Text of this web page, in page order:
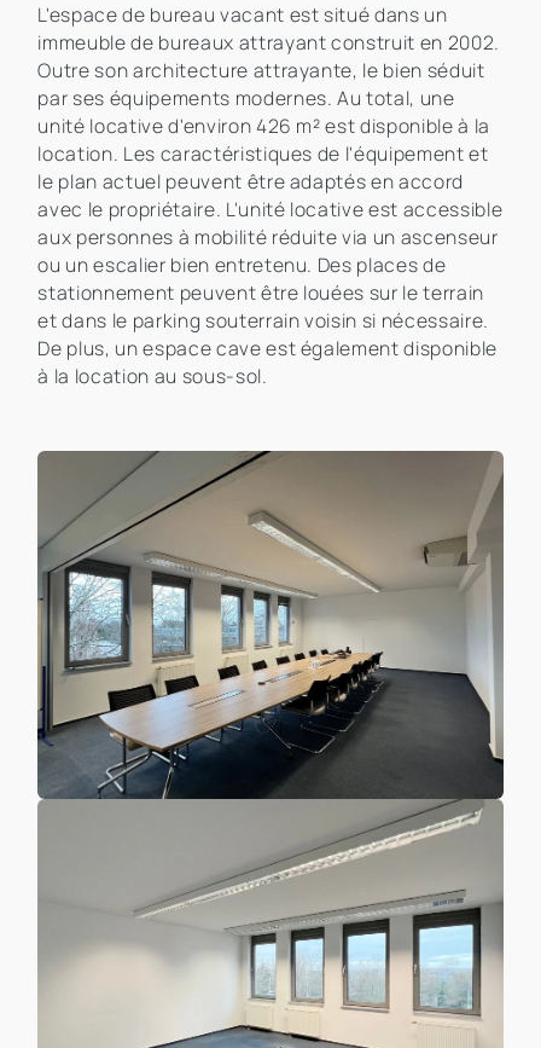
L'espace de bureau vacant est situé dans un
immeuble de bureaux attrayant construit en 2002.
Outre son architecture attrayante, le bien séduit
par ses équipements modernes. Au total, une
unité locative d'environ 426 m² est disponible à la
location. Les caractéristiques de l'équipement et
le plan actuel peuvent être adaptés en accord
avec le propriétaire. L'unité locative est accessible
aux personnes à mobilité réduite via un ascenseur
ou un escalier bien entretenu. Des places de
stationnement peuvent être louées sur le terrain
et dans le parking souterrain voisin si nécessaire.
De plus, un espace cave est également disponible
à la location au sous-sol.